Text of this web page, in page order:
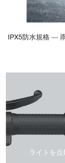
IPX5防水規格 ―
ライトを点